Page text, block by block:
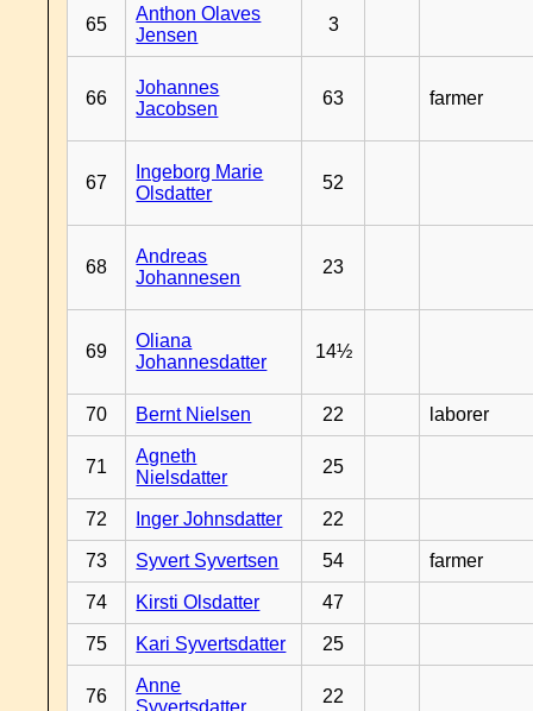
65
Anthon Olaves
Jensen
3
66
Johannes
Jacobsen
63 farmer
67
Ingeborg Marie
Olsdatter
52
68
Andreas
Johannesen
23
69
Oliana
Johannesdatter
14½
70 Bernt Nielsen 22 laborer
71
Agneth
Nielsdatter
25
72 Inger Johnsdatter 22
73 Syvert Syvertsen 54 farmer
74 Kirsti Olsdatter 47
75 Kari Syvertsdatter 25
76
Anne
Syvertsdatter
22